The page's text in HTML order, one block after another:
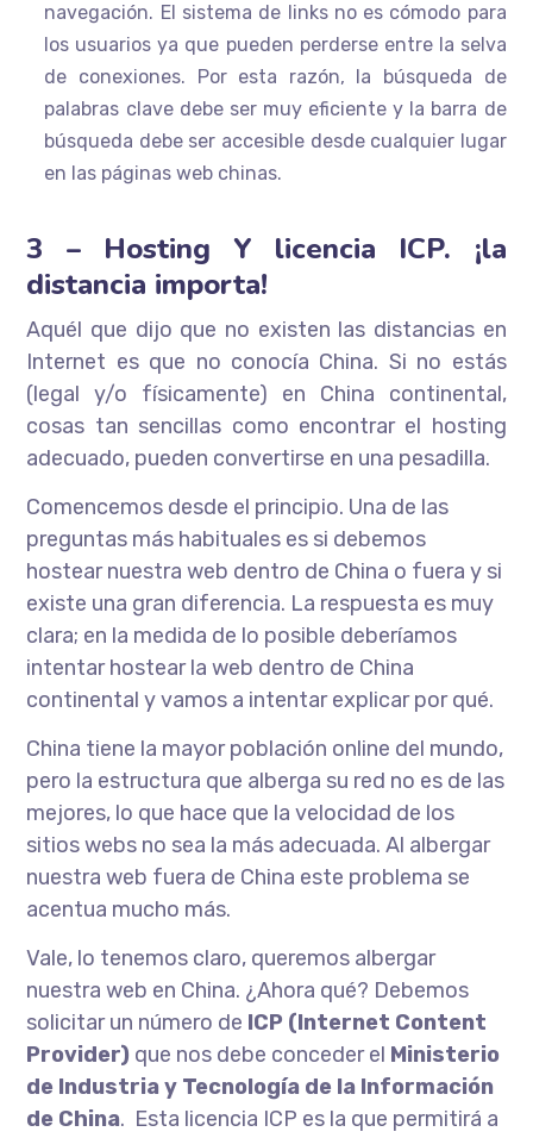
navegación. El sistema de links no es cómodo para
los usuarios ya que pueden perderse entre la selva
de conexiones. Por esta razón, la búsqueda de
palabras clave debe ser muy eficiente y la barra de
búsqueda debe ser accesible desde cualquier lugar
en las páginas web chinas.
3 – Hosting Y licencia ICP. ¡la
distancia importa!
Aquél que dijo que no existen las distancias en
Internet es que no conocía China. Si no estás
(legal y/o físicamente) en China continental,
cosas tan sencillas como encontrar el hosting
adecuado, pueden convertirse en una pesadilla.
Comencemos desde el principio. Una de las
preguntas más habituales es si debemos
hostear nuestra web dentro de China o fuera y si
existe una gran diferencia. La respuesta es muy
clara; en la medida de lo posible deberíamos
intentar hostear la web dentro de China
continental y vamos a intentar explicar por qué.
China tiene la mayor población online del mundo,
pero la estructura que alberga su red no es de las
mejores, lo que hace que la velocidad de los
sitios webs no sea la más adecuada. Al albergar
nuestra web fuera de China este problema se
acentua mucho más.
Vale, lo tenemos claro, queremos albergar
nuestra web en China. ¿Ahora qué? Debemos
solicitar un número de ICP (Internet Content
Provider) que nos debe conceder el Ministerio
de Industria y Tecnología de la Información
de China. Esta licencia ICP es la que permitirá a